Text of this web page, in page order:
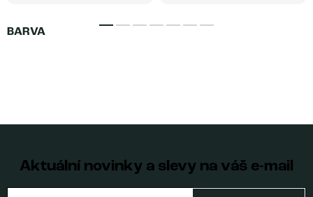
Aktuální novinky a slevy na váš e-mail